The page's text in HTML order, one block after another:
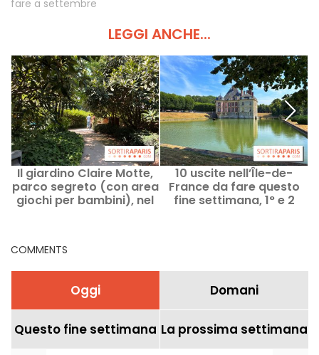
fare a settembre
LEGGI ANCHE...
Il giardino Claire Motte,
parco segreto (con area
giochi per bambini), nel
10 uscite nell’Île-de-
France da fare questo
fine settimana, 1° e 2
COMMENTS
Oggi Domani
Questo fine settimana La prossima settimana